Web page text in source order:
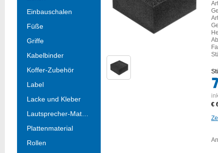
Einbauschalen
Füße
Griffe
Kabelbinder
Koffer-Zubehör
Label
Lacke und Kleber
Plattenmaterial
Rollen
€